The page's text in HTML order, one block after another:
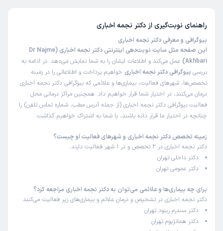
راهنمای نوبت‌گیری از دکتر نجمه اخباری
بیوگرافی و معرفی دکتر نجمه اخباری
این صفحه مثل سایت نوبت‌دهی اینترنتی دکتر نجمه اخباری (Dr Najme
Akhbari) عمل می‌کند و اطلاعات ایشان را به شما نمایش می‌دهد. در ادامه به
بررسی بیوگرافی دکتر نجمه اخباری خواهیم پرداخت و اطلاعاتی را در زمینه
تخصص‌ها، شهرهای فعالیت، بیماری‌ها و علائمی که بیوگرافی دکتر نجمه اخباری
درمان می‌کنند، در اختیار شما قرار خواهیم داد. همچنین مراکز درمانی محل
فعالیت بیوگرافی دکتر نجمه اخباری (از جمله آدرس مطب، شماره تماس تلفن) را
چنانچه در اختیار ما قرار داده باشند، با شما به اشتراک خواهیم گذاشت.
زمینه تخصص دکتر نجمه اخباری و شهرهای فعالیت او چیست؟
دکتر نجمه اخباری در 2 تخصص و در 1 شهر فعالیت دارند:
دکتر داخلی تهران
دکتر عمومی تهران
برای چه بیماری‌ها و علائمی می‌توان به دکتر نجمه اخباری مراجعه کرد؟
دکتر نجمه اخباری در تشخیص و درمان علائم و بیماری‌های زیر فعالیت می‌کنند:
دکتر سندرم رینود تهران
دکتر همانژیوم تهران